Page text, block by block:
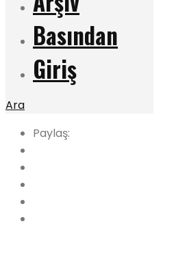
Basından
Giriş
Ara
Paylaş: